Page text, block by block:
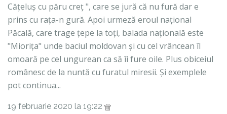
Cățeluș cu păru creț ", care se jură că nu fură dar e
prins cu rața-n gură. Apoi urmeză eroul național
Păcală, care trage țepe la toți, balada națională este
"Miorița" unde baciul moldovan și cu cel vrâncean îl
omoară pe cel ungurean ca să îi fure oile. Plus obiceiul
românesc de la nuntă cu furatul miresii. Și exemplele
pot continua...
19 februarie 2020 la 19:22